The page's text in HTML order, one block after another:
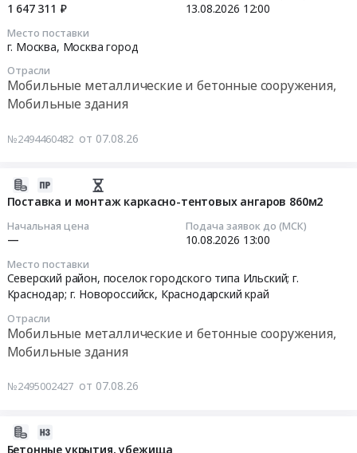
1 647 311 ₽ 13.08.2026 12:00
Место поставки
г. Москва, Москва город
Отрасли
Мобильные металлические и бетонные сооружения,
Мобильные здания
№2494460482 от 07.08.26
Поставка и монтаж каркасно-тентовых ангаров 860м2
Начальная цена
—
Подача заявок до (МСК)
10.08.2026 13:00
Место поставки
Северский район, поселок городского типа Ильский; г.
Краснодар; г. Новороссийск, Краснодарский край
Отрасли
Мобильные металлические и бетонные сооружения,
Мобильные здания
№2495002427 от 07.08.26
Бетонные укрытия, убежища